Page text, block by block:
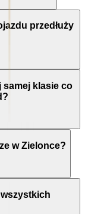
przedłuży
samej klasie co
w Zielonce?